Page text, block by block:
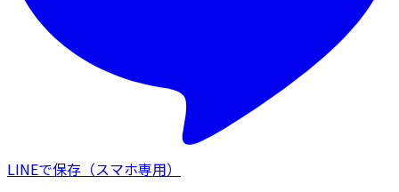
LINEで保存 （スマホ専用）